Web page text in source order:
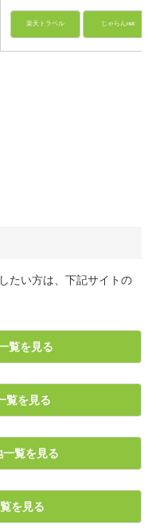
楽天トラベル じゃらんnet
たい方は、下記サイトの
覧を見る
覧を見る
覧を見る
を見る